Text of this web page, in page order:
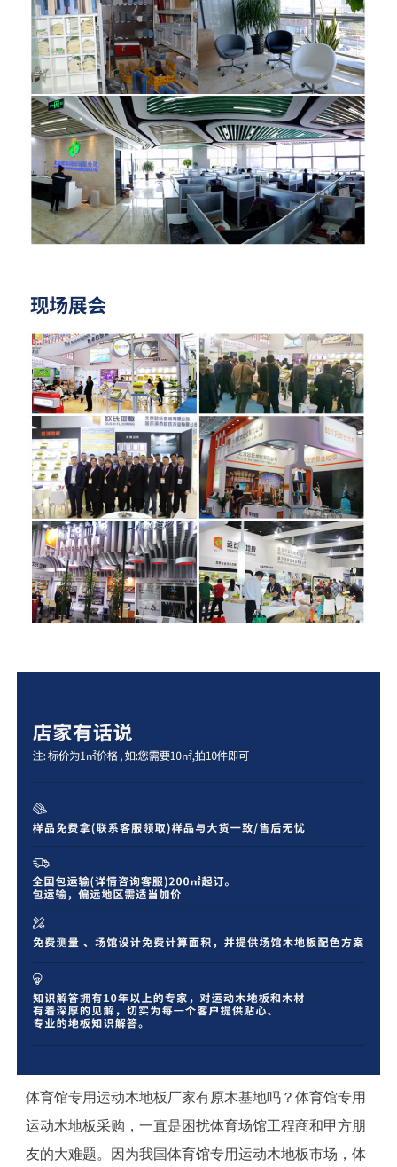
体育馆专用运动木地板厂家有原木基地吗？体育馆专用
运动木地板采购，一直是困扰体育场馆工程商和甲方朋
友的大难题。因为我国体育馆专用运动木地板市场，体